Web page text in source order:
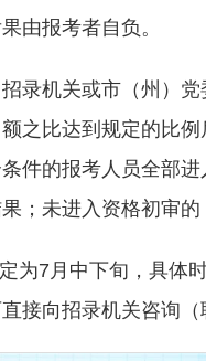
由报考者自负。
录机关或市（州）
之比达到规定的比
件的报考人员全部
；未进入资格初审的
为7月中下旬，具体
接向招录机关咨询